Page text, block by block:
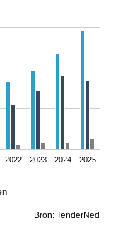
2022 2023 2024 2025
Bron: TenderNed